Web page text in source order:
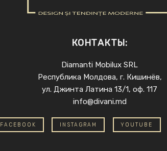
КОНТАКТЫ:
Diamanti Mobilux SRL
Республика Молдова, г. Кишинёв,
ул. Джинта Латина 13/1, оф. 117
info@divani.md
FACEBOOK INSTAGRAM YOUTUBE